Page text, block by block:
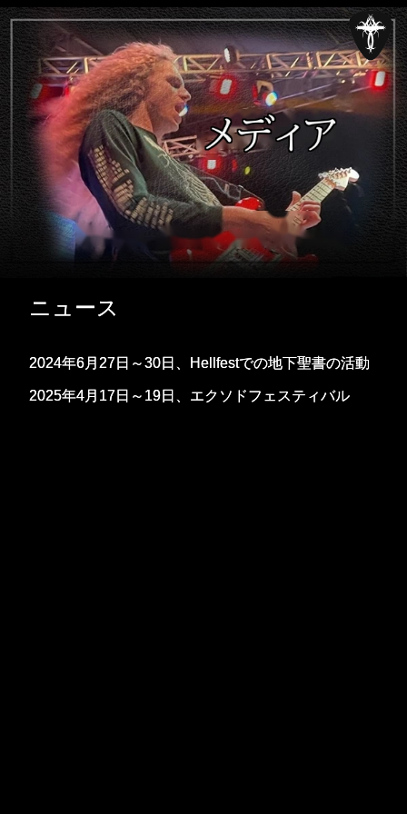
ニュース
2024年6月27日～30日、Hellfestでの地下聖書の活動
2025年4月17日～19日、エクソドフェスティバル